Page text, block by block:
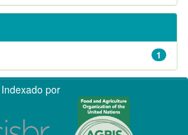
1
Indexado por